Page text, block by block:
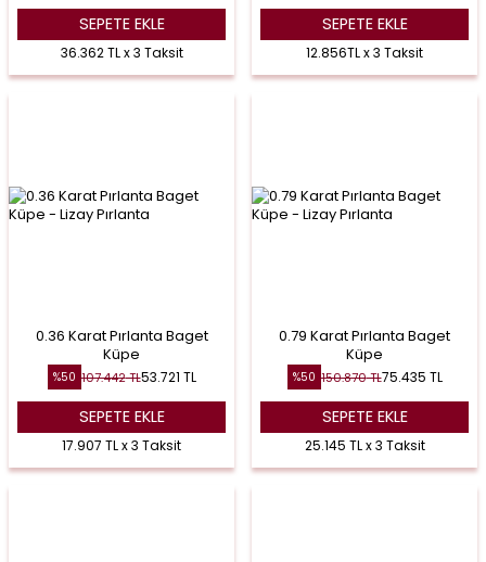
SEPETE EKLE
36.362 TL x 3 Taksit
SEPETE EKLE
12.856TL x 3 Taksit
0.36 Karat Pırlanta Baget
Küpe
%50 107.442TL53.721 TL
SEPETE EKLE
17.907 TL x 3 Taksit
0.79 Karat Pırlanta Baget
Küpe
%50 150.870TL75.435 TL
SEPETE EKLE
25.145 TL x 3 Taksit